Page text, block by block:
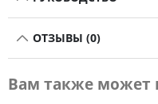
ОТЗЫВЫ (0)
Вам также может